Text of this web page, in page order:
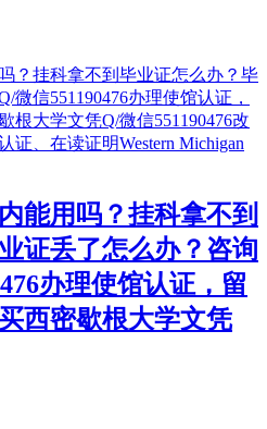
能用吗？挂科拿不到
证丢了怎么办？咨询
办理使馆认证，留
西密歇根大学文凭